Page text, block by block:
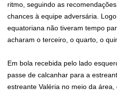
ritmo, seguindo as
chances à equipe adversária.
equatoriana não tiveram tempo
acharam o terceiro, o quarto, o
Em bola recebida pelo lado
passe de calcanhar para a
estreante Valéria no meio da